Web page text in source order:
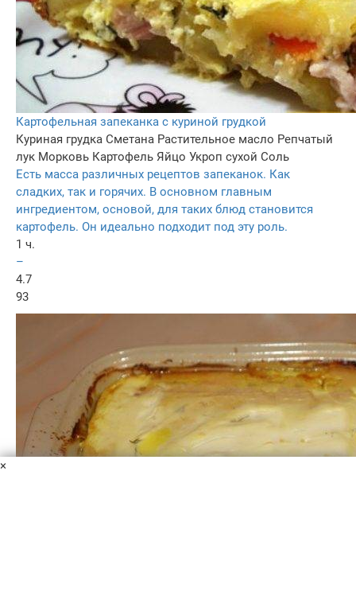
Картофельная запеканка с куриной грудкой
Куриная грудка Сметана Растительное масло Репчатый
лук Морковь Картофель Яйцо Укроп сухой Соль
Есть масса различных рецептов запеканок. Как
сладких, так и горячих. В основном главным
ингредиентом, основой, для таких блюд становится
картофель. Он идеально подходит под эту роль.
1 ч.
–
4.7
93
×